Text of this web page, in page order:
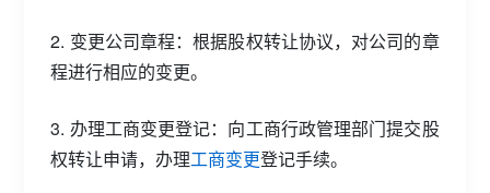
2. 变更公司章程：根据股权转让协议，对公司的章
程进行相应的变更。
3. 办理工商变更登记：向工商行政管理部门提交股
权转让申请，办理工商变更登记手续。